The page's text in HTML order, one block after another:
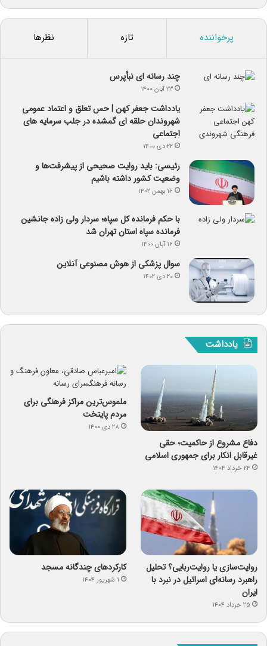
پرخواننده تازه نظرها
چند رسانه ای نبأپرس
۲۳ آبان ۱۴۰۰
یادداشت جعفر کهن | حس تعلق و اعتماد عمومی
شهروندان حلقه ای گمشده در جلب سرمایه های
اجتماعی
۲۲ دی ۱۴۰۰
رئیسی: باید روایت صحیحی از پیشرفت‌ها و
وضعیت کشور داشته باشیم
۱۶ بهمن ۱۴۰۲
با حکم فرمانده کل سپاه؛ سردار ولی زاده جانشین
فرمانده سپاه استان تهران شد
۱۶ آبان ۱۴۰۰
سوال پزشکی از هوش مصنوعی آنلاین
۲۰ دی ۱۴۰۲
یادداشت
دفاع مشروع از حاکمیت؛ حقی
غیرقابل انکار برای جمهوری اسلامی
۲۴ خرداد ۱۴۰۴
ملموس‌ترین مراکز فرهنگی برای
مردم پایتخت
۲۸ دی ۱۴۰۰
روایت‌سازی یا روایت‌ربایی؟ تحلیل
راهبرد رسانه‌ای اسرائیل در نبرد با
ایران
۲۵ خرداد ۱۴۰۴
کارکردهای چندگانه مسجد
۱ شهریور ۱۴۰۴